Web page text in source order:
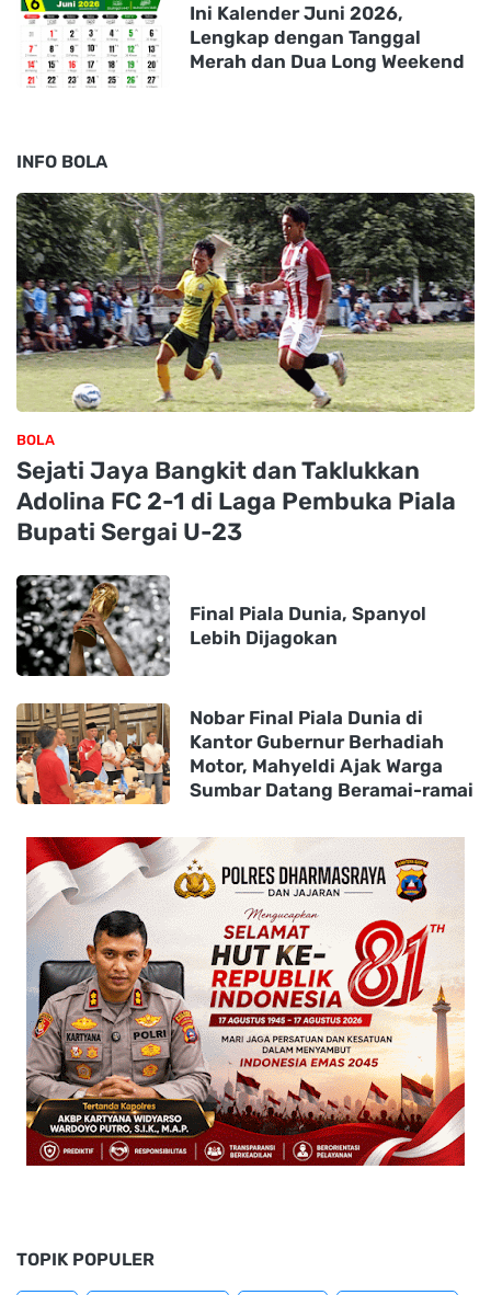
Ini Kalender Juni 2026,
Lengkap dengan Tanggal
Merah dan Dua Long Weekend
INFO BOLA
BOLA
Sejati Jaya Bangkit dan Taklukkan
Adolina FC 2-1 di Laga Pembuka Piala
Bupati Sergai U-23
Final Piala Dunia, Spanyol
Lebih Dijagokan
Nobar Final Piala Dunia di
Kantor Gubernur Berhadiah
Motor, Mahyeldi Ajak Warga
Sumbar Datang Beramai-ramai
TOPIK POPULER